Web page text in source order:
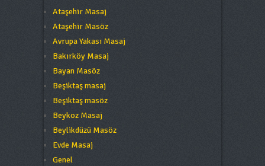
Ataşehir Masaj
Ataşehir Masöz
Avrupa Yakası Masaj
Bakırköy Masaj
Bayan Masöz
Beşiktaş masaj
Beşiktaş masöz
Beykoz Masaj
Beylikdüzü Masöz
Evde Masaj
Genel